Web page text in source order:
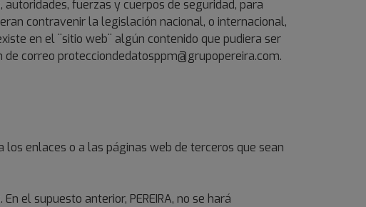
autoridades, fuerzas y cuerpos de seguridad, para
contravenir la legislación nacional, o internacional,
en el ¨sitio web¨ algún contenido que pudiera ser
correo protecciondedatosppm@grupopereira.com.
los enlaces o a las páginas web de terceros que sean
el supuesto anterior, PEREIRA, no se hará